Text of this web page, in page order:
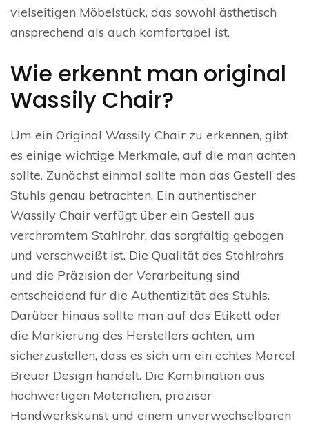
vielseitigen Möbelstück, das sowohl ästhetisch
ansprechend als auch komfortabel ist.
Wie erkennt man original
Wassily Chair?
Um ein Original Wassily Chair zu erkennen, gibt
es einige wichtige Merkmale, auf die man achten
sollte. Zunächst einmal sollte man das Gestell des
Stuhls genau betrachten. Ein authentischer
Wassily Chair verfügt über ein Gestell aus
verchromtem Stahlrohr, das sorgfältig gebogen
und verschweißt ist. Die Qualität des Stahlrohrs
und die Präzision der Verarbeitung sind
entscheidend für die Authentizität des Stuhls.
Darüber hinaus sollte man auf das Etikett oder
die Markierung des Herstellers achten, um
sicherzustellen, dass es sich um ein echtes Marcel
Breuer Design handelt. Die Kombination aus
hochwertigen Materialien, präziser
Handwerkskunst und einem unverwechselbaren